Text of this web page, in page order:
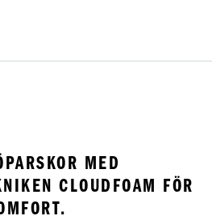
MED
CLOUDFOAM FÖR